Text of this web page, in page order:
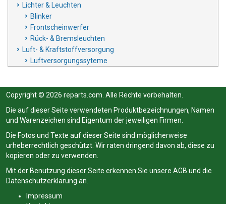
Lichter & Leuchten
Blinker
Frontscheinwerfer
Rück- & Bremsleuchten
Luft- & Kraftstoffversorgung
Luftversorgungssyteme
Copyright © 2026 reparts.com. Alle Rechte vorbehalten.
Die auf dieser Seite verwendeten Produktbezeichnungen, Namen
und Warenzeichen sind Eigentum der jeweiligen Firmen.
Die Fotos und Texte auf dieser Seite sind möglicherweise
urheberrechtlich geschützt. Wir raten dringend davon ab, diese zu
kopieren oder zu verwenden.
Mit der Benutzung dieser Seite erkennen Sie unsere AGB und die
Datenschutzerklärung an.
Impressum